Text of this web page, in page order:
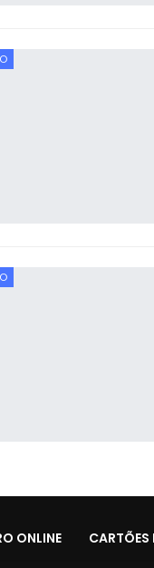
ONLINE CARTÕES